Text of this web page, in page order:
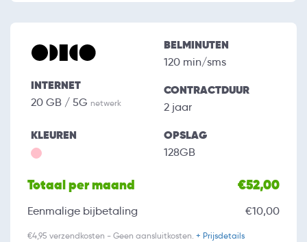
INTERNET
20 GB / 5G netwerk
BELMINUTEN
120 min/sms
CONTRACTDUUR
2 jaar
KLEUREN OPSLAG
128GB
Totaal per maand €52,00
Eenmalige bijbetaling €10,00
€4,95 verzendkosten - Geen aansluitkosten. + Prijsdetails